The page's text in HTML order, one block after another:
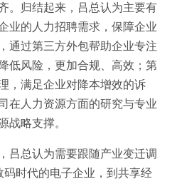
。归结起来，吕总认为主要有
业的人力招聘需求，保障企业
通过第三方外包帮助企业专注
低风险，更加合规、高效；第
，满足企业对降本增效的诉
在人力资源方面的研究与专业
战略支撑。
吕总认为需要跟随产业变迁调
时代的电子企业，到共享经